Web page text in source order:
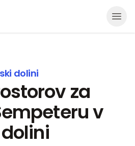
dolini
za
v